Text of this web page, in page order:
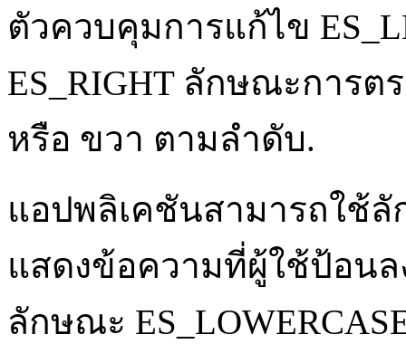
ตัวควบคุมการแก้ไข
ES_RIGHT ลักษณะการ
หรือ ขวา ตามลำดับ.
แอปพลิเคชันสามารถใช้
แสดงข้อความที่ผู้ใช้ป้อน
ลักษณะ